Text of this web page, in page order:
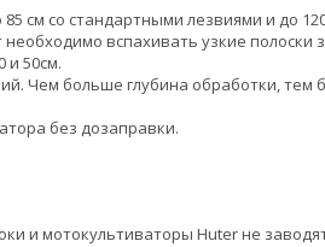
см со стандартными лезвиями и до
вспахивать узкие полоски
и 50см.
Чем больше глубина обработки, тем
без дозаправки.
и мотокультиваторы Huter не